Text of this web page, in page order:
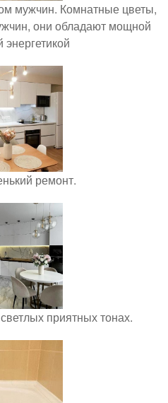
мужчин. Комнатные цветы,
они обладают мощной
ремонт.
приятных тонах.